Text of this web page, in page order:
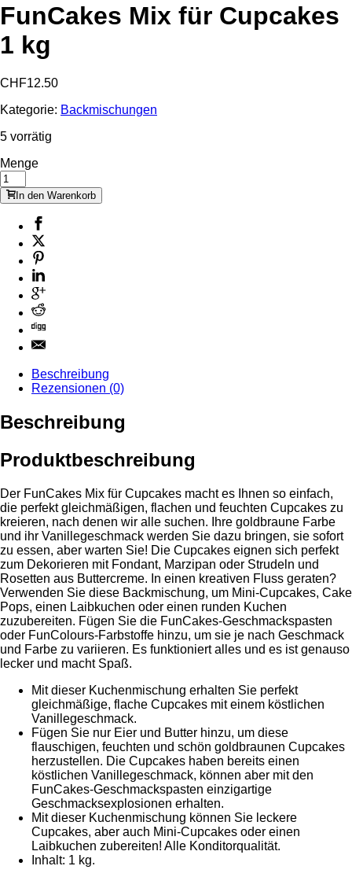
FunCakes Mix für Cupcakes
1 kg
CHF12.50
Kategorie: Backmischungen
5 vorrätig
Menge
In den Warenkorb
Beschreibung
Rezensionen (0)
Beschreibung
Produktbeschreibung
Der FunCakes Mix für Cupcakes macht es Ihnen so einfach,
die perfekt gleichmäßigen, flachen und feuchten Cupcakes zu
kreieren, nach denen wir alle suchen. Ihre goldbraune Farbe
und ihr Vanillegeschmack werden Sie dazu bringen, sie sofort
zu essen, aber warten Sie! Die Cupcakes eignen sich perfekt
zum Dekorieren mit Fondant, Marzipan oder Strudeln und
Rosetten aus Buttercreme. In einen kreativen Fluss geraten?
Verwenden Sie diese Backmischung, um Mini-Cupcakes, Cake
Pops, einen Laibkuchen oder einen runden Kuchen
zuzubereiten. Fügen Sie die FunCakes-Geschmackspasten
oder FunColours-Farbstoffe hinzu, um sie je nach Geschmack
und Farbe zu variieren. Es funktioniert alles und es ist genauso
lecker und macht Spaß.
Mit dieser Kuchenmischung erhalten Sie perfekt
gleichmäßige, flache Cupcakes mit einem köstlichen
Vanillegeschmack.
Fügen Sie nur Eier und Butter hinzu, um diese
flauschigen, feuchten und schön goldbraunen Cupcakes
herzustellen. Die Cupcakes haben bereits einen
köstlichen Vanillegeschmack, können aber mit den
FunCakes-Geschmackspasten einzigartige
Geschmacksexplosionen erhalten.
Mit dieser Kuchenmischung können Sie leckere
Cupcakes, aber auch Mini-Cupcakes oder einen
Laibkuchen zubereiten! Alle Konditorqualität.
Inhalt: 1 kg.